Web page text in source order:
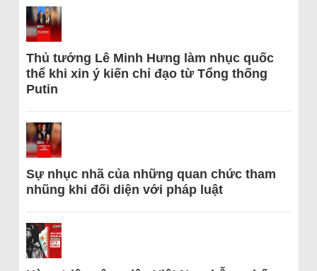
Thủ tướng Lê Minh Hưng làm nhục quốc
thể khi xin ý kiến chỉ đạo từ Tổng thống
Putin
Sự nhục nhã của những quan chức tham
nhũng khi đối diện với pháp luật